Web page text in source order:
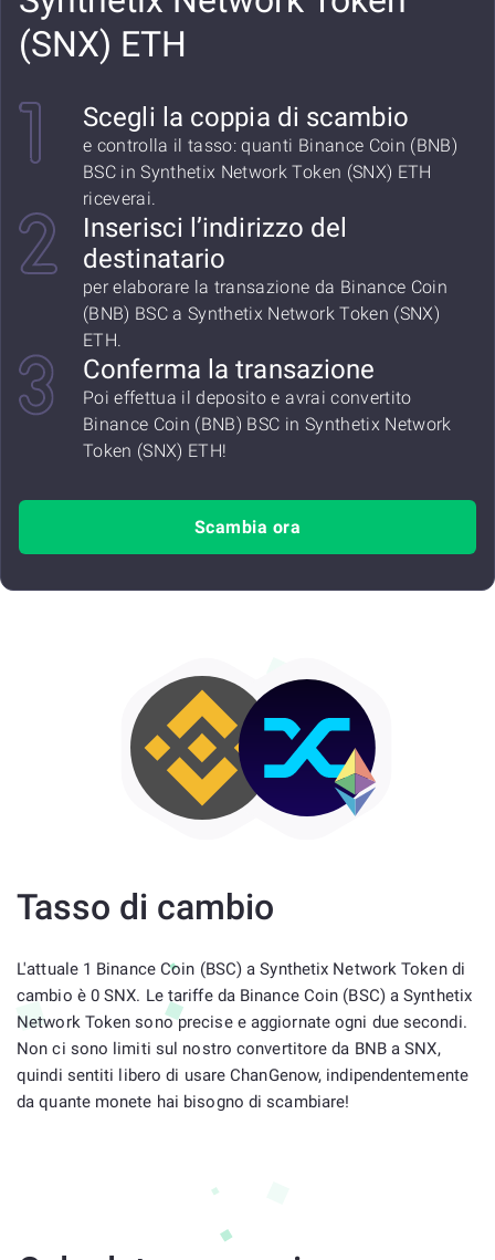
(SNX) ETH
Scegli la coppia di scambio
e controlla il tasso: quanti Binance Coin (BNB)
BSC in Synthetix Network Token (SNX) ETH
riceverai.
Inserisci l’indirizzo del
destinatario
per elaborare la transazione da Binance Coin
(BNB) BSC a Synthetix Network Token (SNX)
ETH.
Conferma la transazione
Poi effettua il deposito e avrai convertito
Binance Coin (BNB) BSC in Synthetix Network
Token (SNX) ETH!
Scambia ora
Tasso di cambio
L'attuale 1 Binance Coin (BSC) a Synthetix Network Token di
cambio è 0 SNX. Le tariffe da Binance Coin (BSC) a Synthetix
Network Token sono precise e aggiornate ogni due secondi.
Non ci sono limiti sul nostro convertitore da BNB a SNX,
quindi sentiti libero di usare ChanGenow, indipendentemente
da quante monete hai bisogno di scambiare!